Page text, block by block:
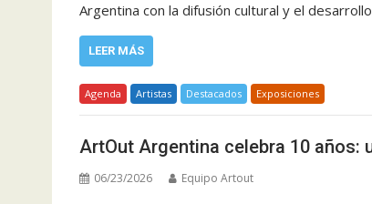
Argentina con la difusión cultural y el
LEER MÁS
Agenda Artistas Destacados Exposiciones
ArtOut Argentina celebra 10 años:
06/23/2026 Equipo Artout